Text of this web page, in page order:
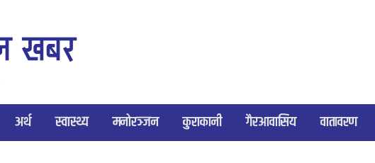
अर्थ स्वास्थ्य मनोरञ्जन कुराकानी गैरआवासिय वातावरण